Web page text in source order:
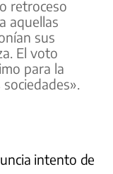
retroceso
aquellas
sus
El voto
para la
intento de